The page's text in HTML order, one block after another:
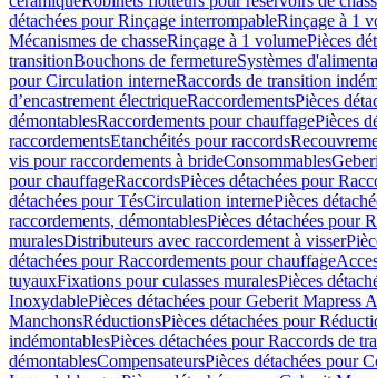
détachées pour Rinçage interrompableRinçage à 1
Mécanismes de chasseRinçage à 1 volumePièces
transitionBouchons de fermetureSystèmes
pour Circulation interneRaccords de transition
d’encastrement électriqueRaccordementsPièces
démontablesRaccordements pour chauffagePièces
raccordementsEtanchéités pour raccords
vis pour raccordements à brideConsommables
pour chauffageRaccordsPièces détachées pour
détachées pour TésCirculation internePièces
raccordements, démontablesPièces détachées pour
muralesDistributeurs avec raccordement à visser
détachées pour Raccordements pour chauffage
tuyauxFixations pour culasses muralesPièces
InoxydablePièces détachées pour Geberit Mapress
ManchonsRéductionsPièces détachées pour
indémontablesPièces détachées pour Raccords de
démontablesCompensateursPièces détachées pour